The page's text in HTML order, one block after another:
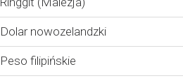
Dolar nowozelandzki
Peso filipińskie